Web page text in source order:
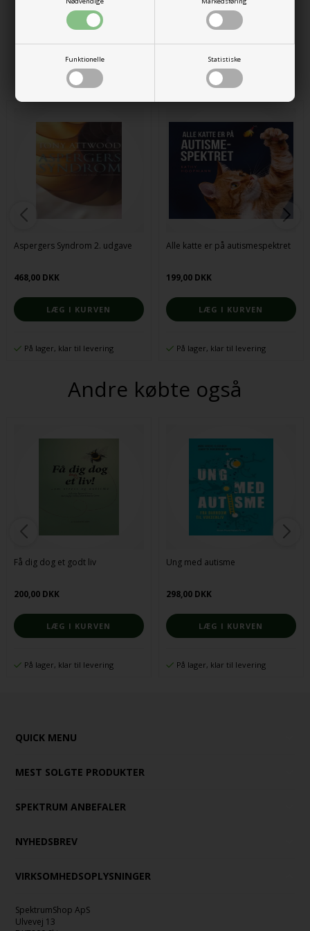
Funktionelle Statistiske
900110023
Alternative produkter
Aspergers Syndrom 2. udgave
468,00 DKK
På lager, klar til levering
Alle katte er på autismespektret
199,00 DKK
På lager, klar til levering
Andre købte også
Få dig dog et godt liv
200,00 DKK
På lager, klar til levering
Ung med autisme
298,00 DKK
På lager, klar til levering
QUICK MENU
MEST SOLGTE PRODUKTER
SPEKTRUM ANBEFALER
NYHEDSBREV
VIRKSOMHEDSOPLYSNINGER
SpektrumShop ApS
Ulvevej 13